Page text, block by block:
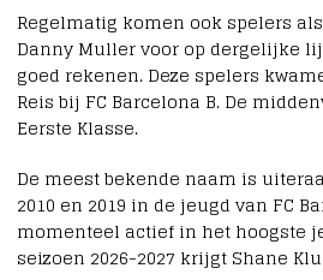
Regelmatig komen ook spelers
Danny Muller voor op dergelijke
goed rekenen. Deze spelers
Reis bij FC Barcelona B. De
Eerste Klasse.
De meest bekende naam is
2010 en 2019 in de jeugd van FC
momenteel actief in het hoogste
seizoen 2026-2027 krijgt Shane